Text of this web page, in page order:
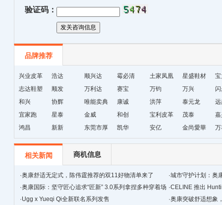
验证码：
品牌推荐
兴业皮革 浩达 顺兴达 霉必清
土家凤凰
十字绣鞋
垫厂
星盛鞋材
志达鞋塑
顺发 万利达 赛宝 万钧 万兴
和兴
协辉 唯能卖典 康诚 洪萍 泰元龙
宜家跑
星泰 金威 和创 宝利皮革 茂泰
鸿昌
新新
东莞市厚
街天逸皮
革
凯华 安亿 金尚愛華
相关新闻 商机信息
·奥康舒适无定式，陈伟霆推荐的双11好物清单来了 ·城市守护计划：奥
·奥康国际：坚守匠心追求“匠新” 3.0系列拿捏多种穿着场
景
·CELINE 推出
·Ugg x Yueqi Qi全新联名系列发售 ·奥康突破舒适想象